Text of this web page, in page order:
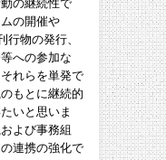
の継続性で
の開催や
行物の発行、
への参加な
れらを単発で
もとに継続的
いと思いま
よび事務組
連携の強化で